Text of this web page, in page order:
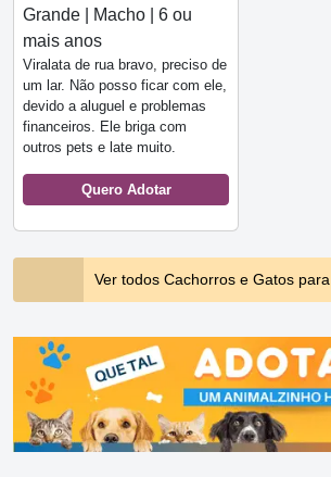
Grande | Macho | 6 ou
mais anos
Viralata de rua bravo, preciso de
um lar. Não posso ficar com ele,
devido a aluguel e problemas
financeiros. Ele briga com
outros pets e late muito.
Quero Adotar
Ver todos Cachorros e Gatos para